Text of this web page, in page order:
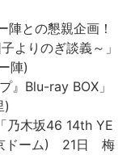
との懇親企画！
よりのぎ談義～」
陣)
』Blu-ray BOX」
)
⽊坂46 14th YE
ドーム) 21日 梅